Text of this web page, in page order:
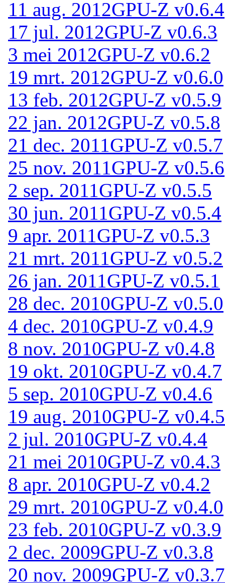
11 aug. 2012GPU-Z v0.6.4
17 jul. 2012GPU-Z v0.6.3
3 mei 2012GPU-Z v0.6.2
19 mrt. 2012GPU-Z v0.6.0
13 feb. 2012GPU-Z v0.5.9
22 jan. 2012GPU-Z v0.5.8
21 dec. 2011 GPU-Z v0.5.7
25 nov. 2011 GPU-Z v0.5.6
2 sep. 2011 GPU-Z v0.5.5
30 jun. 2011 GPU-Z v0.5.4
9 apr. 2011 GPU-Z v0.5.3
21 mrt. 2011 GPU-Z v0.5.2
26 jan. 2011 GPU-Z v0.5.1
28 dec. 2010GPU-Z v0.5.0
4 dec. 2010GPU-Z v0.4.9
8 nov. 2010GPU-Z v0.4.8
19 okt. 2010GPU-Z v0.4.7
5 sep. 2010GPU-Z v0.4.6
19 aug. 2010GPU-Z v0.4.5
2 jul. 2010GPU-Z v0.4.4
21 mei 2010GPU-Z v0.4.3
8 apr. 2010GPU-Z v0.4.2
29 mrt. 2010GPU-Z v0.4.0
23 feb. 2010GPU-Z v0.3.9
2 dec. 2009GPU-Z v0.3.8
20 nov. 2009GPU-Z v0.3.7